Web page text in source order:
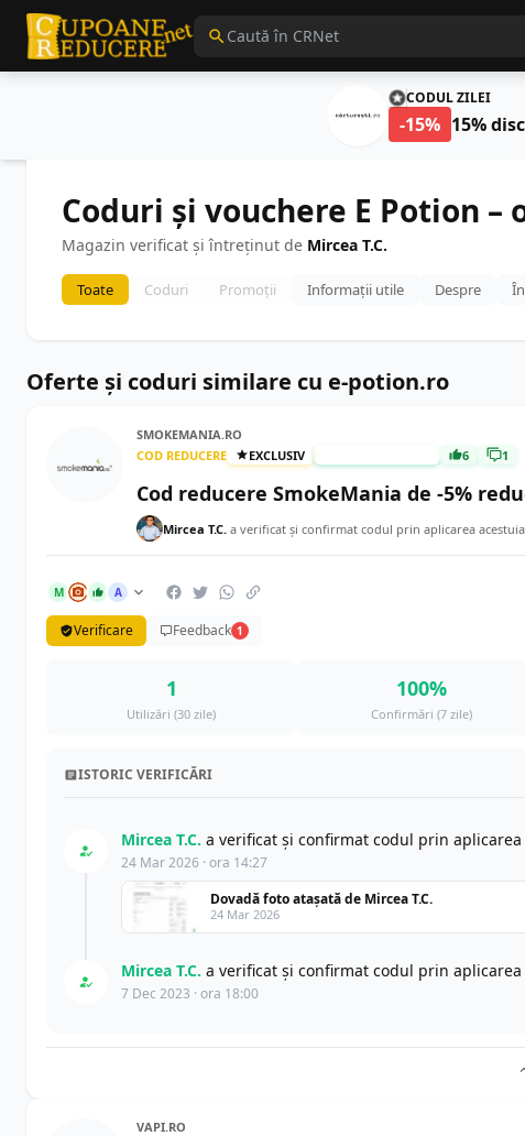
CODUL ZILEI
-15% 15%
Coduri și vouchere E Potion
Magazin verificat și întreținut de Mircea T.C.
Toate Coduri Promoții Informații utile Despre
Oferte și coduri similare cu e-potion.ro
SMOKEMANIA.RO
COD REDUCERE
EXCLUSIV 6 1
Cod reducere SmokeMania de -5%
Mircea T.C. a verificat și confirmat codul prin aplicarea
M A
Verificare Feedback 1
1
Utilizări (30 zile)
100%
Confirmări (7 zile)
ISTORIC VERIFICĂRI
Mircea T.C. a verificat și confirmat codul prin
24 Mar 2026 · ora 14:27
Dovadă foto atașată de Mircea T.C.
24 Mar 2026
Mircea T.C. a verificat și confirmat codul prin
7 Dec 2023 · ora 18:00
VAPI.RO